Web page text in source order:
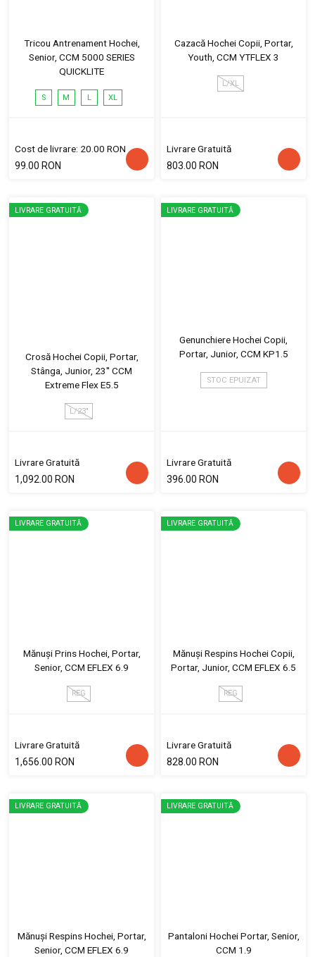
Tricou Antrenament Hochei,
Senior, CCM 5000 SERIES
QUICKLITE
S M L XL
Cost de livrare: 20.00 RON
99.00 RON
Cazacă Hochei Copii, Portar,
Youth, CCM YTFLEX 3
L/XL
Livrare Gratuită
803.00 RON
LIVRARE GRATUITĂ
Crosă Hochei Copii, Portar,
Stânga, Junior, 23'' CCM
Extreme Flex E5.5
L/23"
Livrare Gratuită
1,092.00 RON
LIVRARE GRATUITĂ
Genunchiere Hochei Copii,
Portar, Junior, CCM KP1.5
STOC EPUIZAT
Livrare Gratuită
396.00 RON
LIVRARE GRATUITĂ
Mănuși Prins Hochei, Portar,
Senior, CCM EFLEX 6.9
REG
Livrare Gratuită
1,656.00 RON
LIVRARE GRATUITĂ
Mănuși Respins Hochei Copii,
Portar, Junior, CCM EFLEX 6.5
REG
Livrare Gratuită
828.00 RON
LIVRARE GRATUITĂ
Mănuși Respins Hochei, Portar,
Senior, CCM EFLEX 6.9
LIVRARE GRATUITĂ
Pantaloni Hochei Portar, Senior,
CCM 1.9